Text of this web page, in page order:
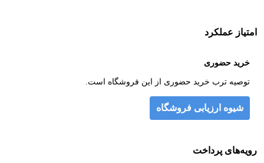
امتیاز عملکرد
خرید حضوری
توصیه ترب خرید حضوری از این فروشگاه است.
شیوه ارزیابی فروشگاه
رویه‌های پرداخت